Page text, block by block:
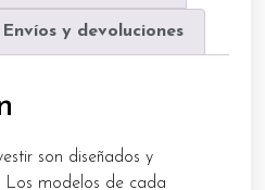
Envíos y devoluciones
son diseñados y
Los modelos de cada